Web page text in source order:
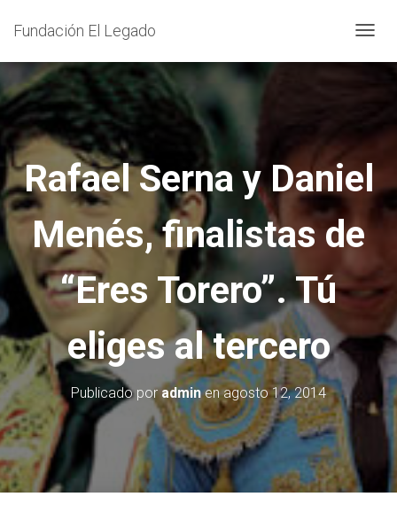
Fundación El Legado
N
E
Rafael Serna y Daniel
Menés, finalistas de
“Eres Torero”. Tú
eliges al tercero
Publicado poradminenagosto 12, 2014